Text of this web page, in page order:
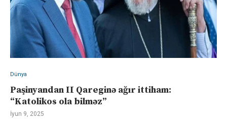
Dünya
Paşinyandan II Qareginə ağır ittiham:
“Katolikos ola bilməz”
İyun 9, 2025